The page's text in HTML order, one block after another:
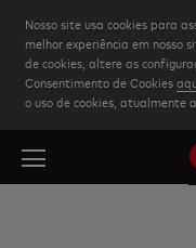
Skip
to
main
content
Nosso site usa cookies para
melhor experiência em nosso
de cookies, altere as
Consentimento de Cookies
o uso de cookies, atualmente